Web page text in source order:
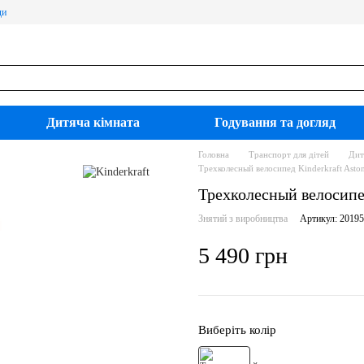
Дитяча кімната Годування та догляд
Головна Транспорт для дітей
Трехколесный велосипед Kinderkraft
Трехколесный
Знятий з виробництва Артикул:
5 490 грн
Виберіть колір